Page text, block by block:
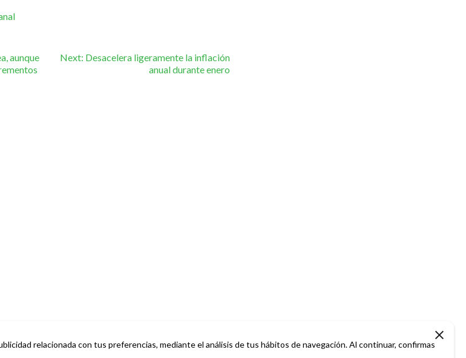
aunque
Next: Desacelera ligeramente la inflación
anual durante enero
relacionada con tus preferencias, mediante el análisis de tus hábitos de navegación. Al continuar, confirmas